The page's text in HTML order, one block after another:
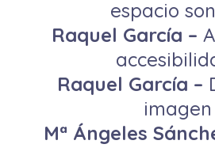
espacio
Raquel García –
Raquel García –
imagen
Mª Ángeles